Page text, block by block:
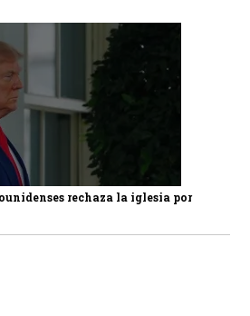
rechaza la iglesia por